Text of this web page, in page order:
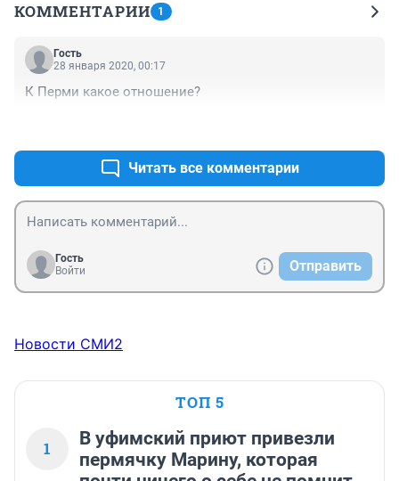
КОММЕНТАРИИ 1
Гость
28 января 2020, 00:17
К Перми какое отношение?
Читать все комментарии
Гость
Войти
Отправить
Новости СМИ2
ТОП 5
1
В уфимский приют привезли
пермячку Марину, которая